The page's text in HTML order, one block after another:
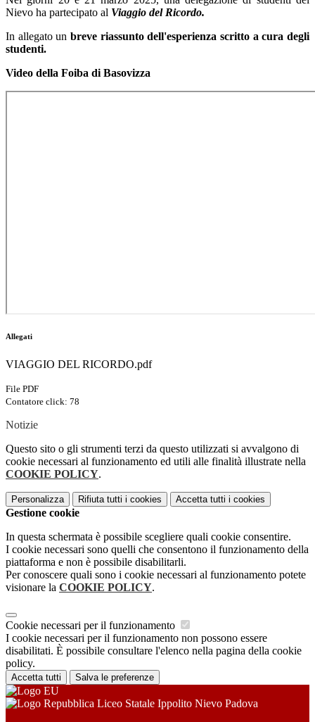
Nievo ha partecipato al Viaggio del Ricordo.
In allegato un breve riassunto dell'esperienza scritto a cura degli
studenti.
Video della Foiba di Basovizza
Allegati
VIAGGIO DEL RICORDO.pdf
File PDF
Contatore click: 78
Notizie
Questo sito o gli strumenti terzi da questo utilizzati si avvalgono di
cookie necessari al funzionamento ed utili alle finalità illustrate nella
COOKIE POLICY.
Personalizza Rifiuta tutti i cookies Accetta tutti i cookies
Gestione cookie
In questa schermata è possibile scegliere quali cookie consentire.
I cookie necessari sono quelli che consentono il funzionamento della
piattaforma e non è possibile disabilitarli.
Per conoscere quali sono i cookie necessari al funzionamento potete
visionare la COOKIE POLICY.
Cookie necessari per il funzionamento
I cookie necessari per il funzionamento non possono essere
disabilitati. È possibile consultare l'elenco nella pagina della cookie
policy.
Accetta tutti Salva le preferenze
Liceo Statale Ippolito Nievo Padova